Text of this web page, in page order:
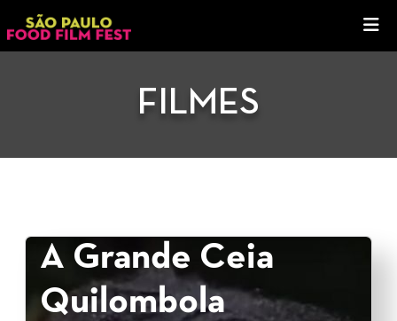
FILMES
A Grande Ceia
Quilombola